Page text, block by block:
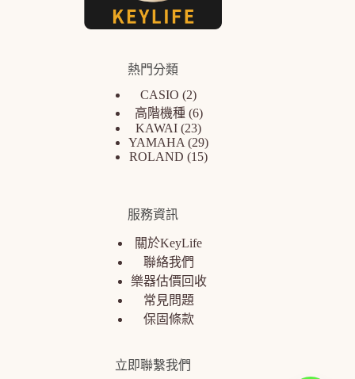
熱門分類
CASIO
2
高階機種 6
KAWAI 23
YAMAHA
29
ROLAND
15
服務資訊
關於KeyLife
聯絡我們
樂器估價回收
常見問題
保固條款
立即聯繫我們